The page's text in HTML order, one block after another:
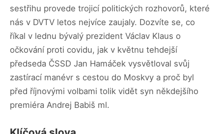
sestřihu provede trojicí politických rozhovorů, které
nás v DVTV letos nejvíce zaujaly. Dozvíte se, co
říkal v lednu bývalý prezident Václav Klaus o
očkování proti covidu, jak v květnu tehdejší
předseda ČSSD Jan Hamáček vysvětloval svůj
zastírací manévr s cestou do Moskvy a proč byl
před říjnovými volbami tolik vidět syn někdejšího
premiéra Andrej Babiš ml.